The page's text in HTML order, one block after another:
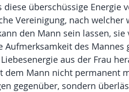
überschüssige Energie
Vereinigung, nach welcher
den Mann sein lassen,
des Mannes
aus der Frau
dem Mann nicht permanent
gegenüber, sondern